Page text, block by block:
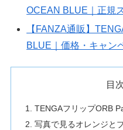
OCEAN BLUE｜正規
【FANZA通販】
BLUE｜価格・キャン
目
TENGAフリップORB
写真で見るオレンジと